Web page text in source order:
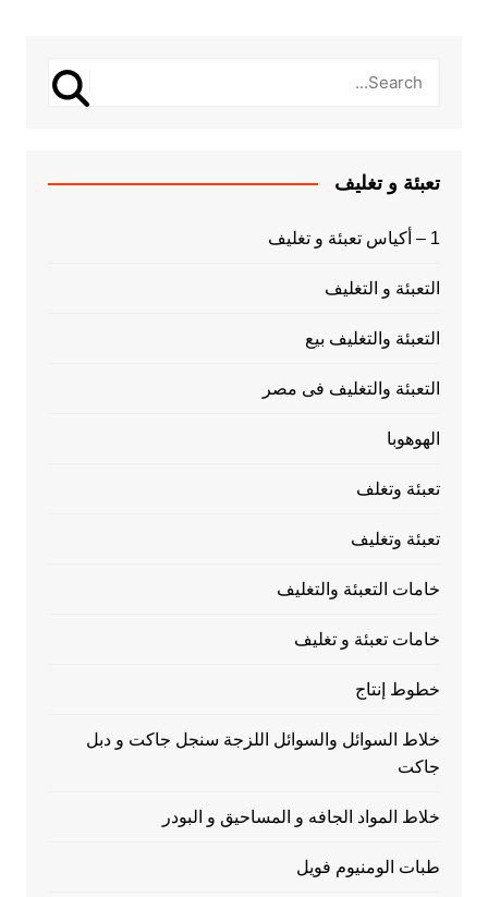
تعبئة و تغليف
1 – أكياس تعبئة و تغليف
التعبئة و التغليف
التعبئة والتغليف بيع
التعبئة والتغليف فى مصر
الهوهوبا
تعبئة وتغلف
تعبئة وتغليف
خامات التعبئة والتغليف
خامات تعبئة و تغليف
خطوط إنتاج
خلاط السوائل والسوائل اللزجة سنجل جاكت و دبل
جاكت
خلاط المواد الجافه و المساحيق و البودر
طبات الومنيوم فويل